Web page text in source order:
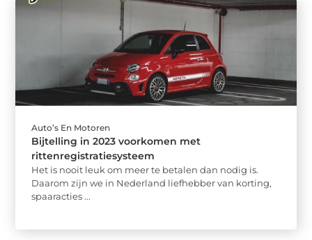
Auto’s En Motoren
Bijtelling in 2023 voorkomen met
rittenregistratiesysteem
Het is nooit leuk om meer te betalen dan nodig is.
Daarom zijn we in Nederland liefhebber van korting,
spaaracties ...